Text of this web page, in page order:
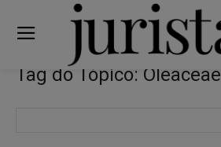
Tag do Tópico: Oleaceae